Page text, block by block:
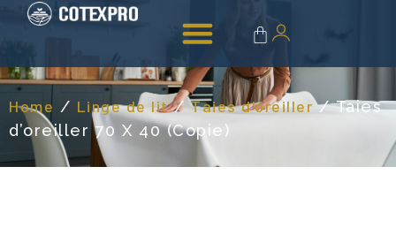
Home / Linge de lit/Taies d'oreiller/ Taies
d’oreiller 70 X 40 (Copie)